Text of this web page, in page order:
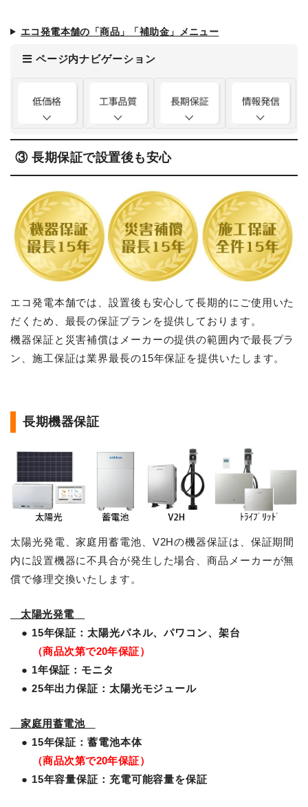
エコ発電本舗の「商品」「補助金」メニュー
ページ内ナビゲーション
③ 長期保証で設置後も安心
エコ発電本舗では、設置後も安心して長期的にご使用いた
だくため、最長の保証プランを提供しております。
機器保証と災害補償はメーカーの提供の範囲内で最長プラ
ン、施工保証は業界最長の15年保証を提供いたします。
長期機器保証
太陽光発電、家庭用蓄電池、V2Hの機器保証は、保証期間
内に設置機器に不具合が発生した場合、商品メーカーが無
償で修理交換いたします。
太陽光発電
● 15年保証：太陽光パネル、パワコン、架台
（商品次第で20年保証）
● 1年保証：モニタ
● 25年出力保証：太陽光モジュール
家庭用蓄電池
● 15年保証：蓄電池本体
（商品次第で20年保証）
● 15年容量保証：充電可能容量を保証